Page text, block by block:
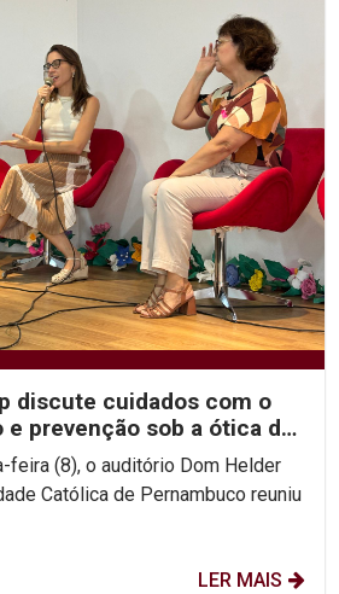
discute cuidados com o
prevenção sob a ótica da
feira (8), o auditório Dom Helder
Católica de Pernambuco reuniu
LER MAIS